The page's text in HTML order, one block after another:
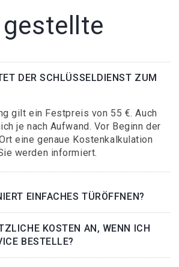
DER SCHLÜSSELDIENST ZUM
gilt ein Festpreis von 55 €. Auch
je nach Aufwand. Vor Beginn der
eine genaue Kostenkalkulation
werden informiert.
EINFACHES TÜRÖFFNEN?
KOSTEN AN, WENN ICH
BESTELLE?